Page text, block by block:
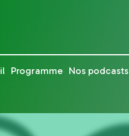
Programme Nos podcasts